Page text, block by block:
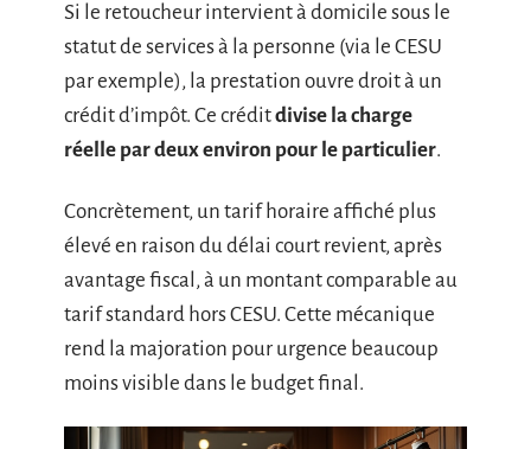
Si le retoucheur intervient à domicile sous le
statut de services à la personne (via le CESU
par exemple), la prestation ouvre droit à un
crédit d’impôt. Ce créditdivise la charge
réelle par deux environ pour le particulier.
Concrètement, un tarif horaire affiché plus
élevé en raison du délai court revient, après
avantage fiscal, à un montant comparable au
tarif standard hors CESU. Cette mécanique
rend la majoration pour urgence beaucoup
moins visible dans le budget final.